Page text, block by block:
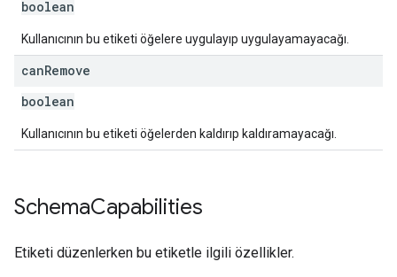
boolean
Kullanıcının bu etiketi öğelere uygulayıp uygulayamayacağı.
canRemove
boolean
Kullanıcının bu etiketi öğelerden kaldırıp kaldıramayacağı.
SchemaCapabilities
Etiketi düzenlerken bu etiketle ilgili özellikler.